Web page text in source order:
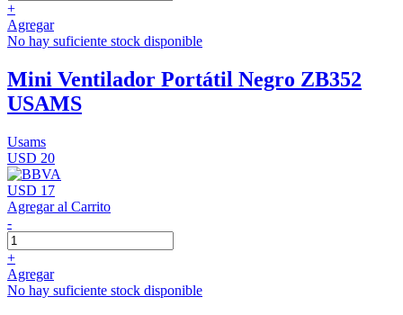
+
Agregar
No hay suficiente stock disponible
Mini Ventilador Portátil Negro ZB352
USAMS
Usams
USD 20
USD 17
Agregar al Carrito
-
+
Agregar
No hay suficiente stock disponible